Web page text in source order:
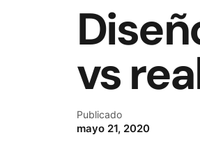
vs
Publicado
mayo 21, 2020